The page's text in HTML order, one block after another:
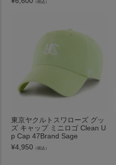
（税込）
東京ヤクルトスワローズ グッ
ズ キャップ ミニロゴ Clean U
p Cap 47Brand Sage
¥4,950 （税込）